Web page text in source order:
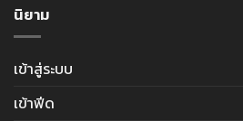
นิยาม
เข้าสู่ระบบ
เข้าฟีด